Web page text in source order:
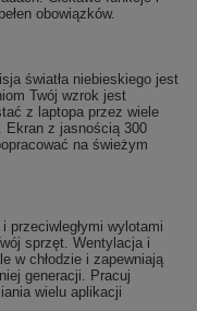
obowiązków.
światła niebieskiego jest
Twój wzrok jest
z laptopa przez wiele
Ekran z jasnością 300
na świeżym
przeciwległymi wylotami
sprzęt. Wentylacja i
w chłodzie i zapewniają
generacji. Pracuj
wielu aplikacji